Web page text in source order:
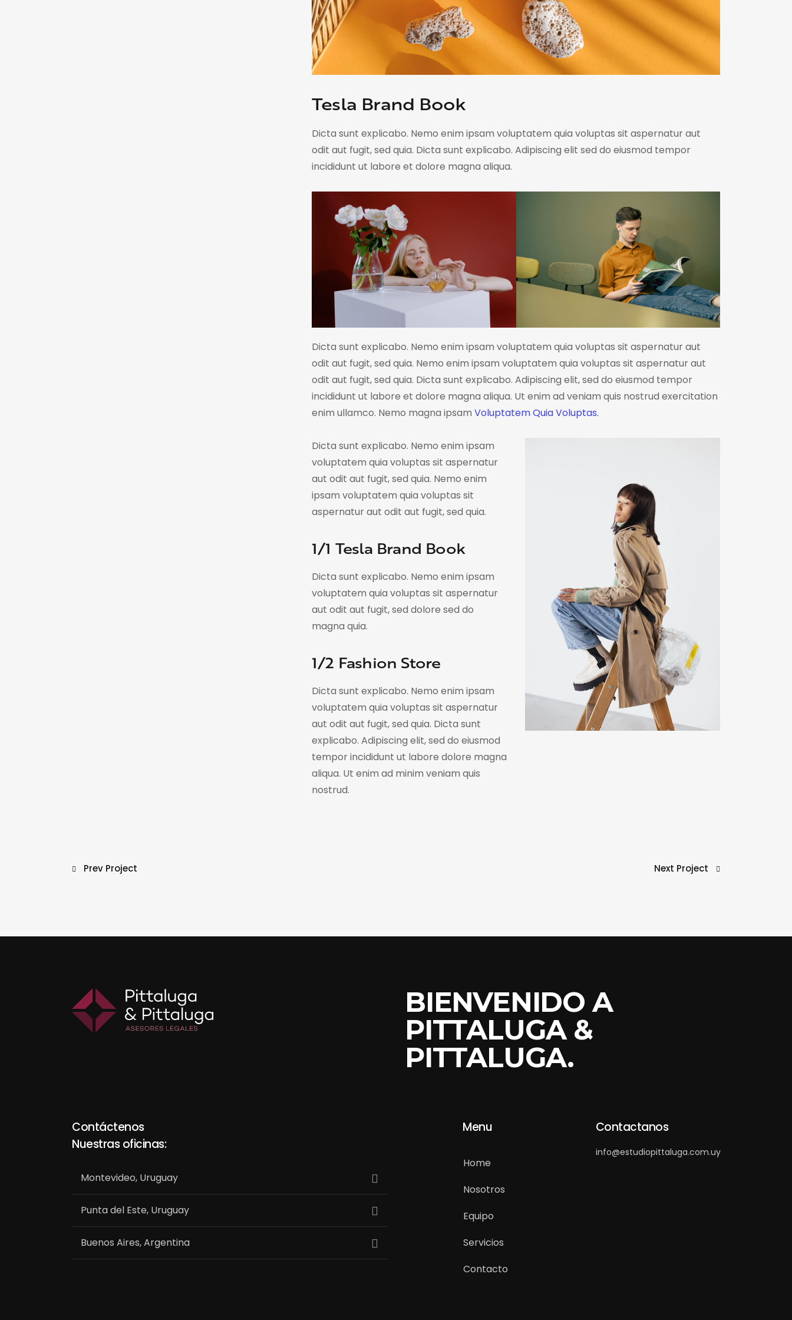
Tesla Brand Book
Dicta sunt explicabo. Nemo enim ipsam voluptatem quia voluptas sit aspernatur aut
odit aut fugit, sed quia. Dicta sunt explicabo. Adipiscing elit sed do eiusmod tempor
incididunt ut labore et dolore magna aliqua.
Dicta sunt explicabo. Nemo enim ipsam voluptatem quia voluptas sit aspernatur aut
odit aut fugit, sed quia. Nemo enim ipsam voluptatem quia voluptas sit aspernatur aut
odit aut fugit, sed quia. Dicta sunt explicabo. Adipiscing elit, sed do eiusmod tempor
incididunt ut labore et dolore magna aliqua. Ut enim ad veniam quis nostrud exercitation
enim ullamco. Nemo magna ipsam Voluptatem Quia Voluptas.
Dicta sunt explicabo. Nemo enim ipsam
voluptatem quia voluptas sit aspernatur
aut odit aut fugit, sed quia. Nemo enim
ipsam voluptatem quia voluptas sit
aspernatur aut odit aut fugit, sed quia.
1/1 Tesla Brand Book
Dicta sunt explicabo. Nemo enim ipsam
voluptatem quia voluptas sit aspernatur
aut odit aut fugit, sed dolore sed do
magna quia.
1/2 Fashion Store
Dicta sunt explicabo. Nemo enim ipsam
voluptatem quia voluptas sit aspernatur
aut odit aut fugit, sed quia. Dicta sunt
explicabo. Adipiscing elit, sed do eiusmod
tempor incididunt ut labore dolore magna
aliqua. Ut enim ad minim veniam quis
nostrud.
Prev Project Next Project
BIENVENIDO A
PITTALUGA &
PITTALUGA.
Contáctenos
Nuestras oficinas:
Montevideo, Uruguay
Punta del Este, Uruguay
Buenos Aires, Argentina
Menu
Home
Nosotros
Equipo
Servicios
Contacto
Contactanos
info@estudiopittaluga.com.uy